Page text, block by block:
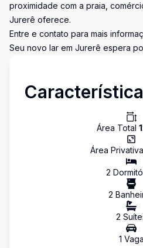
proximidade com a praia,
Jurerê oferece.
Entre e contato para mais
Seu novo lar em Jurerê espera
Área Total
Área Privativa
2
2
2 Suíte
1 Vaga